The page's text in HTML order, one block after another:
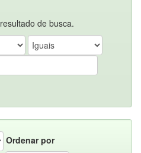
de busca.
Ordenar por